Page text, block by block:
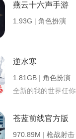
燕云十六声手游
1.93G | 角色扮演
逆水寒
1.81GB | 角色扮演
全新的我的世界任
苍蓝前线官方版
970.89M | 枪战射击